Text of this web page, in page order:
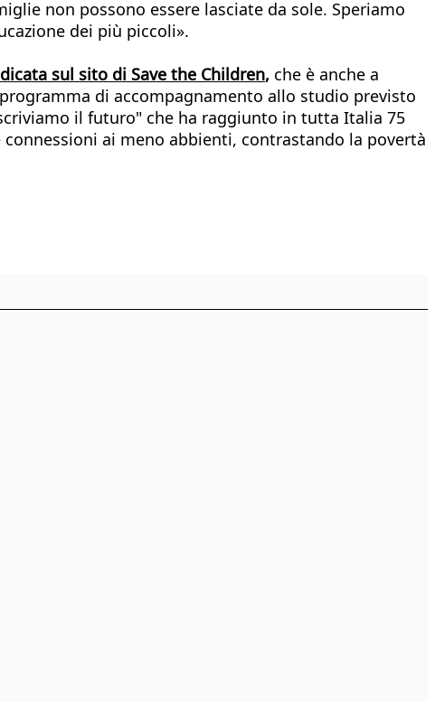
non possono essere lasciate da sole. Speriamo
dei più piccoli».
sul sito di Save the Children, che è anche a
di accompagnamento allo studio previsto
il futuro" che ha raggiunto in tutta Italia 75
ai meno abbienti, contrastando la povertà